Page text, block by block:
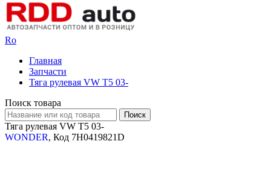
Ro
Главная
Запчасти
Тяга рулевая VW T5 03-
Поиск товара
Тяга рулевая VW T5 03-
WONDER, Код 7H0419821D